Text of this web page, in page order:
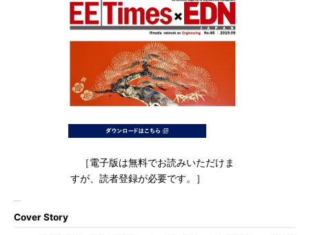
［電子版は無料でお読みいただけま
すが、読者登録が必要です。］
Cover Story